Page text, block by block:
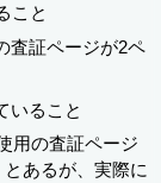
こと
査証ページが2ペ
いること
用の査証ページ
あるが、実際に